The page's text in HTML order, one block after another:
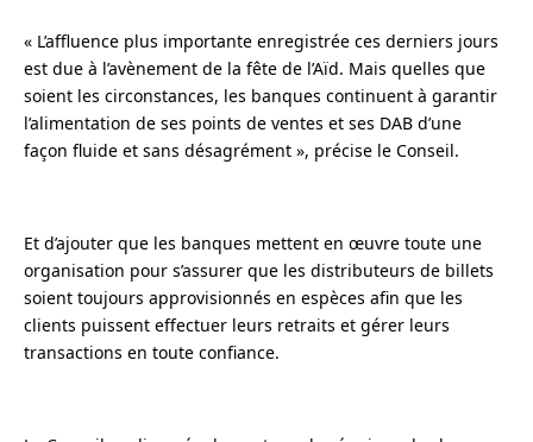
« L’affluence plus importante enregistrée ces derniers jours
est due à l’avènement de la fête de l’Aïd. Mais quelles que
soient les circonstances, les banques continuent à garantir
l’alimentation de ses points de ventes et ses DAB d’une
façon fluide et sans désagrément », précise le Conseil.
Et d’ajouter que les banques mettent en œuvre toute une
organisation pour s’assurer que les distributeurs de billets
soient toujours approvisionnés en espèces afin que les
clients puissent effectuer leurs retraits et gérer leurs
transactions en toute confiance.